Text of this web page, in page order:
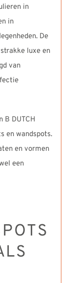
in
in
De
luxe en
van
B DUTCH
en wandspots.
en vormen
een